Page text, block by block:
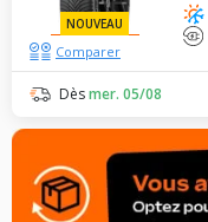
NOUVEAU
Dèsmer. 05/08
Comparer